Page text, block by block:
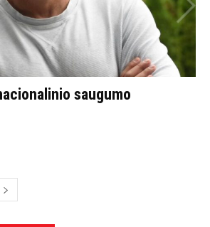
saugumo